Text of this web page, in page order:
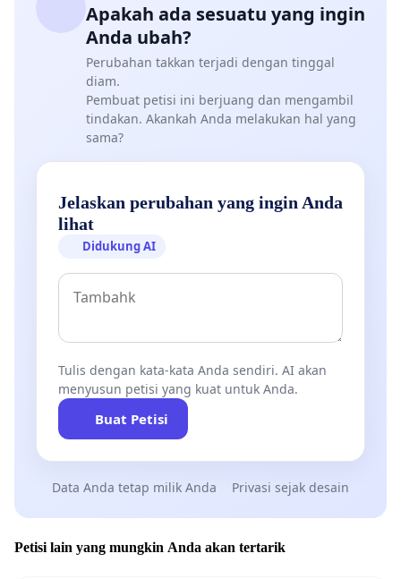
Apakah ada sesuatu yang ingin
Anda ubah?
Perubahan takkan terjadi dengan tinggal
diam.
Pembuat petisi ini berjuang dan mengambil
tindakan. Akankah Anda melakukan hal yang
sama?
Jelaskan perubahan yang ingin Anda
lihat
Didukung AI
Tulis dengan kata-kata Anda sendiri. AI akan
menyusun petisi yang kuat untuk Anda.
Buat Petisi
Data Anda tetap milik Anda Privasi sejak desain
Petisi lain yang mungkin Anda akan tertarik